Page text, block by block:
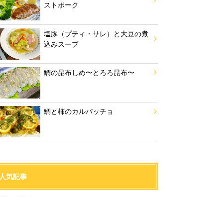
ストポーク
塩豚（プティ・サレ）と大豆の煮
込みスープ
鯛の昆布しめ〜とろろ昆布〜
鯛と柿のカルパッチョ
人気記事